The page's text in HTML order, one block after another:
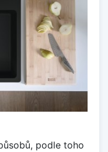
podle toho